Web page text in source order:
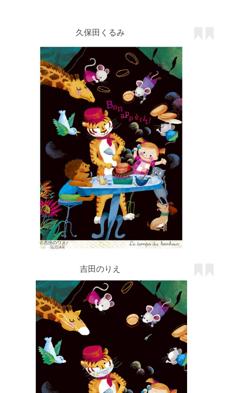
久保田くるみ
吉田のりえ